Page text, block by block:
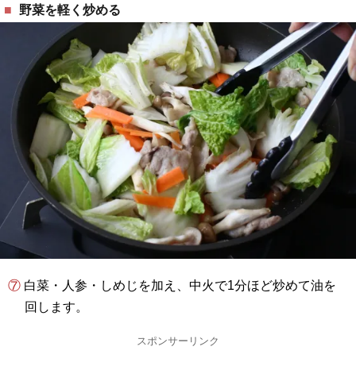
野菜を軽く炒める
⑦ 白菜・人参・しめじを加え、中火で1分ほど炒めて油を
回します。
スポンサーリンク